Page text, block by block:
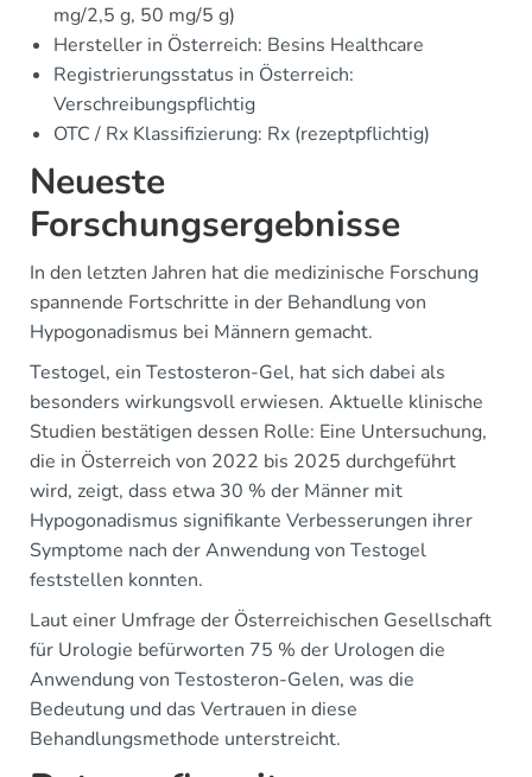
mg/2,5 g, 50 mg/5 g)
Hersteller in Österreich: Besins Healthcare
Registrierungsstatus in Österreich:
Verschreibungspflichtig
OTC / Rx Klassifizierung: Rx (rezeptpflichtig)
Neueste
Forschungsergebnisse
In den letzten Jahren hat die medizinische Forschung
spannende Fortschritte in der Behandlung von
Hypogonadismus bei Männern gemacht.
Testogel, ein Testosteron-Gel, hat sich dabei als
besonders wirkungsvoll erwiesen. Aktuelle klinische
Studien bestätigen dessen Rolle: Eine Untersuchung,
die in Österreich von 2022 bis 2025 durchgeführt
wird, zeigt, dass etwa 30 % der Männer mit
Hypogonadismus signifikante Verbesserungen ihrer
Symptome nach der Anwendung von Testogel
feststellen konnten.
Laut einer Umfrage der Österreichischen Gesellschaft
für Urologie befürworten 75 % der Urologen die
Anwendung von Testosteron-Gelen, was die
Bedeutung und das Vertrauen in diese
Behandlungsmethode unterstreicht.